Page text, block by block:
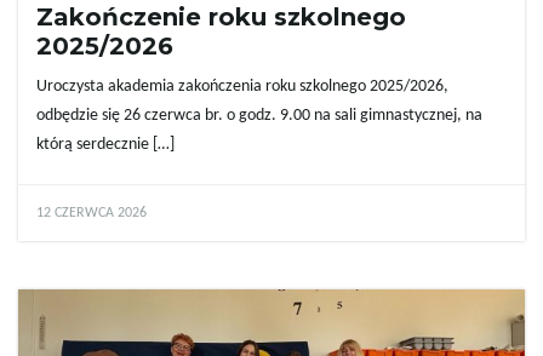
Zakończenie roku szkolnego
2025/2026
Uroczysta akademia zakończenia roku szkolnego 2025/2026,
odbędzie się 26 czerwca br. o godz. 9.00 na sali gimnastycznej, na
którą serdecznie […]
12 CZERWCA 2026